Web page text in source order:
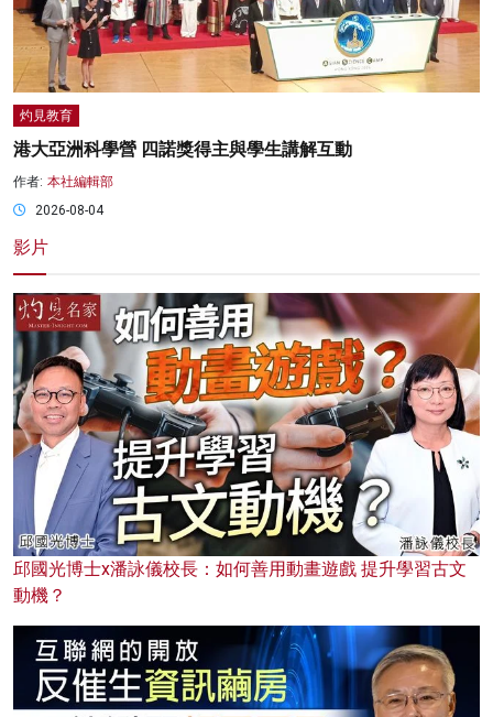
灼見教育
港大亞洲科學營 四諾獎得主與學生講解互動
作者: 本社編輯部
2026-08-04
影片
邱國光博士x潘詠儀校長：如何善用動畫遊戲 提升學習古文
動機？